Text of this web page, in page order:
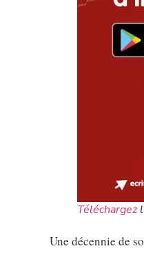
Téléchargez
Une décennie de